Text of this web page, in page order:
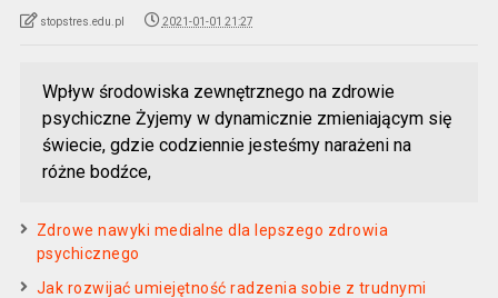
stopstres.edu.pl 2021-01-01 21:27
Wpływ środowiska zewnętrznego na zdrowie
psychiczne Żyjemy w dynamicznie zmieniającym się
świecie, gdzie codziennie jesteśmy narażeni na
różne bodźce,
Zdrowe nawyki medialne dla lepszego zdrowia
psychicznego
Jak rozwijać umiejętność radzenia sobie z trudnymi